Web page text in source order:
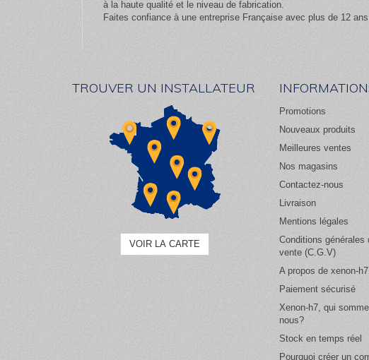
à la haute qualité et le niveau de fabrication.
Faites confiance à une entreprise Française avec plus de 12
TROUVER UN INSTALLATEUR
VOIR LA CARTE
Promotions
Nouveaux produits
Meilleures ventes
Nos magasins
Contactez-nous
Livraison
Mentions légales
Conditions générales
vente (C.G.V)
A propos de xenon-
Paiement sécurisé
Xenon-h7, qui
nous?
Stock en temps réel
Pourquoi créer un